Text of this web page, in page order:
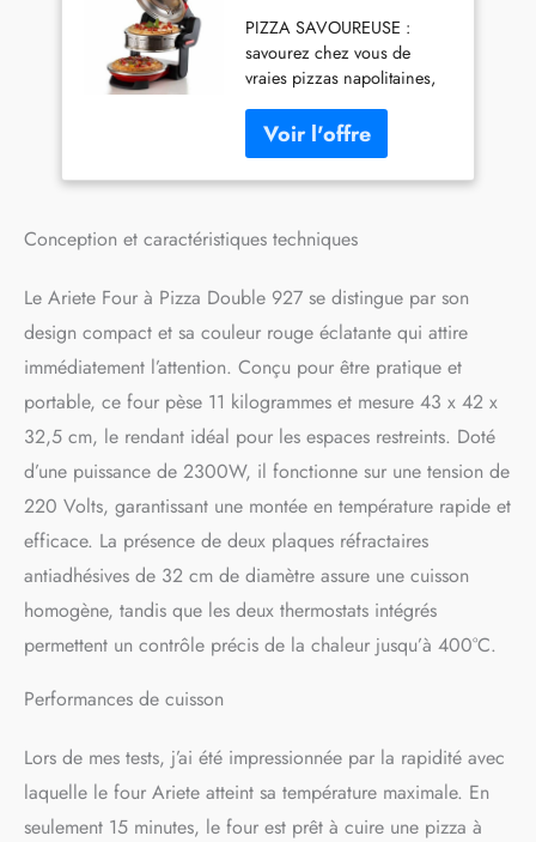
de Cuisson, 2 Plaques
Réfractaires
Antiadhésives, 2
Lames en Bois
Incluses, Max 400°C,
2 Thermostats,
Diamètre 32 Cm,
PIZZA SAVOUREUSE :
savourez chez vous de
vraies pizzas napolitaines,
aussi moelleuses et
croustillantes que celles qui
sortent du four à bois, grâce
à ce four à pizza CUISSON
bonne pizza est contenu
dans la cuisson rapide à très
ce four grâce à ses 400° C
et à la pierre réfractaire
CONFORTABLE : avec ce
four à pizza, vous pouvez
cuire 2 pizzas en même
temps, en divisant le temps
de cuisson par deux. 5
NIVEAUX DE CUISSON : le
thermostat réglable vous
permet de cuire de
délicieuses tartes salées, des
toasts, des panzerotti ou
même de réchauffer des
aliments avant de les mettre
sur la table PRÊT EN UN
; idéal également pour les
pizzas surgelées, prêtes en
2/3 minutes seulement
Conception et caractéristiques techniques
Le Ariete Four à Pizza Double 927 se distingue par son
design compact et sa couleur rouge éclatante qui attire
immédiatement l’attention. Conçu pour être pratique et
portable, ce four pèse 11 kilogrammes et mesure 43 x 42 x
32,5 cm, le rendant idéal pour les espaces restreints. Doté
d’une puissance de 2300W, il fonctionne sur une tension de
220 Volts, garantissant une montée en température rapide et
efficace. La présence de deux plaques réfractaires
antiadhésives de 32 cm de diamètre assure une cuisson
homogène, tandis que les deux thermostats intégrés
permettent un contrôle précis de la chaleur jusqu’à 400°C.
Performances de cuisson
Lors de mes tests, j’ai été impressionnée par la rapidité avec
laquelle le four Ariete atteint sa température maximale. En
seulement 15 minutes, le four est prêt à cuire une pizza à